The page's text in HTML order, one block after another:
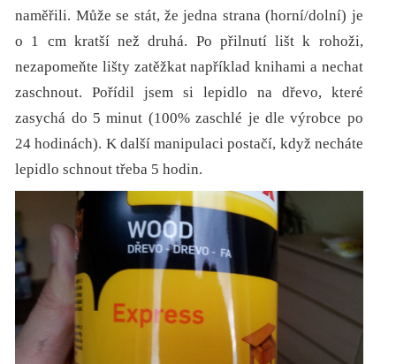
naměřili. Může se stát, že jedna strana (horní/dolní) je
o 1 cm kratší než druhá. Po přilnutí lišt k rohoži,
nezapomeňte lišty zatěžkat například knihami a nechat
zaschnout. Pořídil jsem si lepidlo na dřevo, které
zasychá do 5 minut (100% zaschlé je dle výrobce po
24 hodinách). K další manipulaci postačí, když necháte
lepidlo schnout třeba 5 hodin.